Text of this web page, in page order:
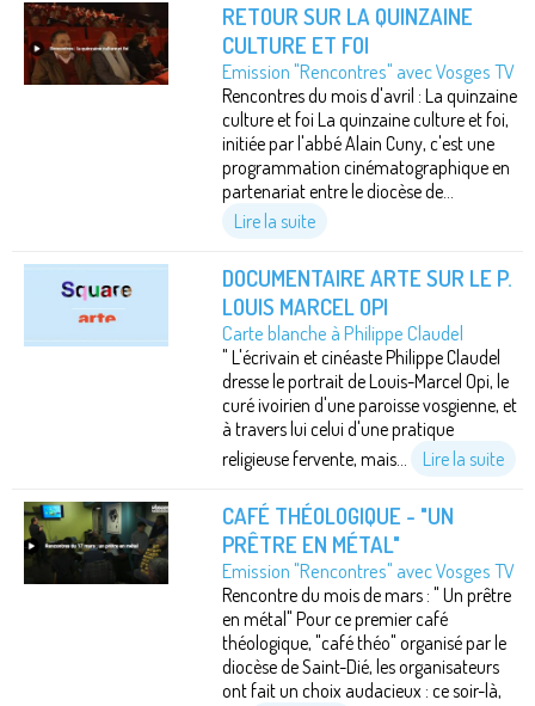
RETOUR SUR LA QUINZAINE
CULTURE ET FOI
Emission "Rencontres" avec Vosges TV
Rencontres du mois d'avril : La quinzaine
culture et foi La quinzaine culture et foi,
initiée par l'abbé Alain Cuny, c'est une
programmation cinématographique en
partenariat entre le diocèse de...
Lire la suite
DOCUMENTAIRE ARTE SUR LE P.
LOUIS MARCEL OPI
Carte blanche à Philippe Claudel
" L'écrivain et cinéaste Philippe Claudel
dresse le portrait de Louis-Marcel Opi, le
curé ivoirien d'une paroisse vosgienne, et
à travers lui celui d'une pratique
religieuse fervente, mais...
Lire la suite
CAFÉ THÉOLOGIQUE - "UN
PRÊTRE EN MÉTAL"
Emission "Rencontres" avec Vosges TV
Rencontre du mois de mars : " Un prêtre
en métal" Pour ce premier café
théologique, "café théo" organisé par le
diocèse de Saint-Dié, les organisateurs
ont fait un choix audacieux : ce soir-là,